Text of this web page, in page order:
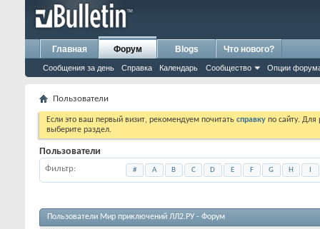
Главная Форум
Сообщения за день Справка Календарь Сообщество Опции
Blogs Что нового?
Пользователи
Если это ваш первый визит, рекомендуем почитать справку по сайту.
выберите раздел.
Пользователи
Фильтр # A B C D E F G H
Пользователи Мир приключений ЛЛ2.РУ - Форум